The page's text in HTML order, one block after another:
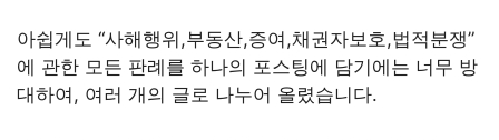
아쉽게도 “사해행위,부동산,증여,채권자보호,법적분쟁”
에 관한 모든 판례를 하나의 포스팅에 담기에는 너무 방
대하여, 여러 개의 글로 나누어 올렸습니다.